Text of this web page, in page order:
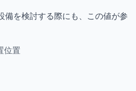
備を検討する際にも、この値が参
位置